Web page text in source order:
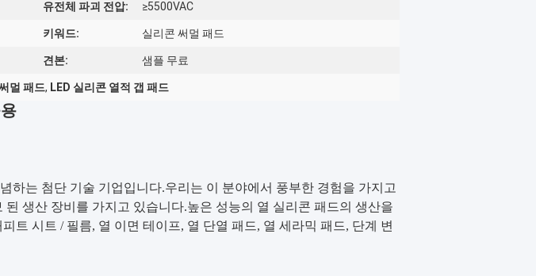
유전체 파괴 전압: ≥5500VAC
키워드: 실리콘 써멀 패드
견본: 샘플 무료
멀 패드, LED 실리콘 열적 갭 패드
하는 첨단 기술 기업입니다.우리는 이 분야에서 풍부한 경험을 가지고
생산 장비를 가지고 있습니다.높은 성능의 열 실리콘 패드의 생산을
트 시트 / 필름, 열 이면 테이프, 열 단열 패드, 열 세라믹 패드, 단계 변